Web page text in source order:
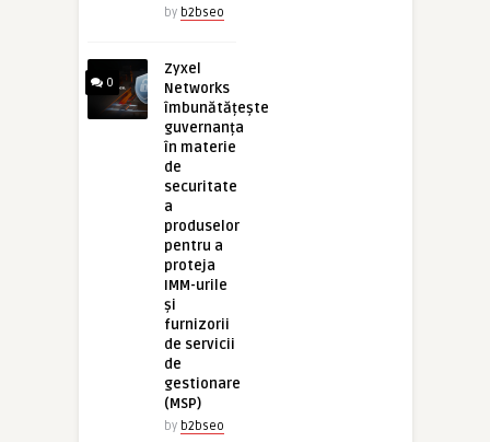
by b2bseo
0
Zyxel
Networks
îmbunătățește
guvernanța
în materie
de
securitate
a
produselor
pentru a
proteja
IMM-urile
și
furnizorii
de servicii
de
gestionare
(MSP)
by b2bseo